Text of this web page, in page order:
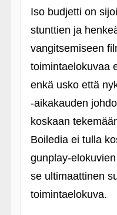
Iso budjetti on
stunttien ja
vangitsemiseen
toimintaelokuvaa
enkä usko että
‑aikakauden
koskaan
Boiledia ei tulla
gunplay-
se ultimaattinen
toimintaelokuva.